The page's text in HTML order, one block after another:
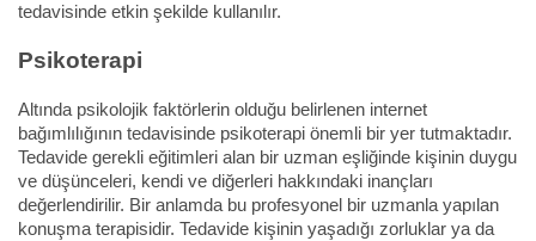
tedavisinde etkin şekilde kullanılır.
Psikoterapi
Altında psikolojik faktörlerin olduğu belirlenen internet
bağımlılığının tedavisinde psikoterapi önemli bir yer tutmaktadır.
Tedavide gerekli eğitimleri alan bir uzman eşliğinde kişinin duygu
ve düşünceleri, kendi ve diğerleri hakkındaki inançları
değerlendirilir. Bir anlamda bu profesyonel bir uzmanla yapılan
konuşma terapisidir. Tedavide kişinin yaşadığı zorluklar ya da